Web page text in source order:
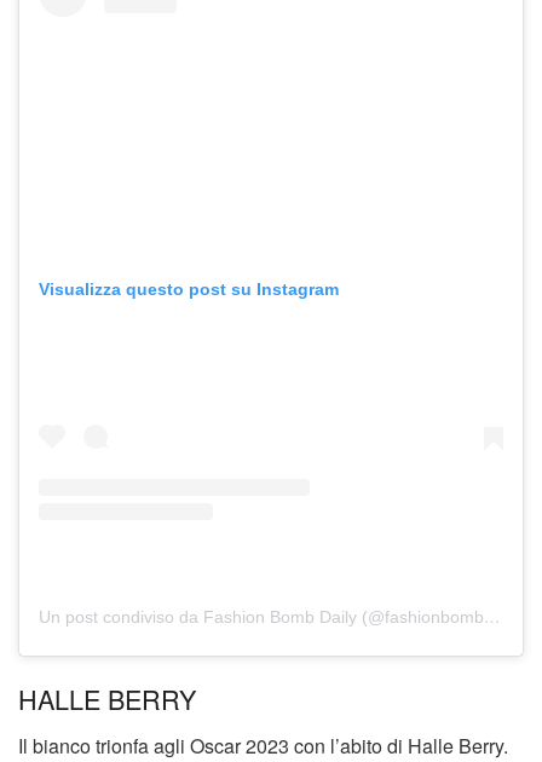
Visualizza questo post su Instagram
Un post condiviso da Fashion Bomb Daily (@fashionbombdaily)
HALLE BERRY
Il bianco trionfa agli Oscar 2023 con l’abito di Halle Berry.